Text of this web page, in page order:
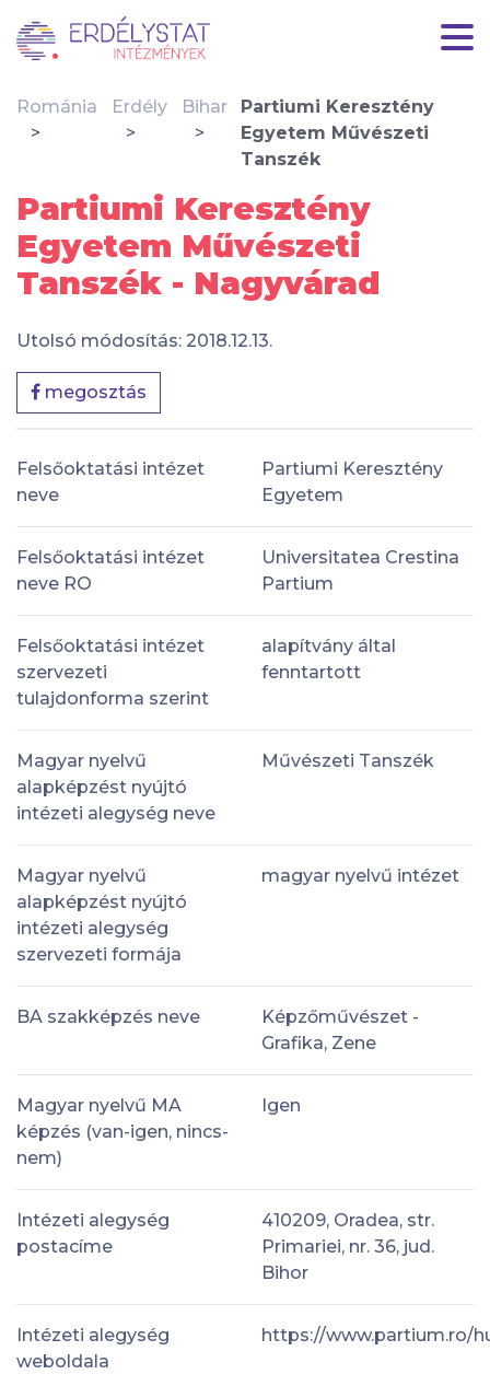
Románia Erdély Bihar
Partiumi Keresztény
Egyetem Művészeti
Tanszék
Partiumi Keresztény
Egyetem Művészeti
Tanszék - Nagyvárad
Utolsó módosítás: 2018.12.13.
megosztás
Felsőoktatási intézet
neve
Partiumi Keresztény
Egyetem
Felsőoktatási intézet
neve RO
Universitatea Crestina
Partium
Felsőoktatási intézet
szervezeti
tulajdonforma szerint
alapítvány által
fenntartott
Magyar nyelvű
alapképzést nyújtó
intézeti alegység neve
Művészeti Tanszék
Magyar nyelvű
alapképzést nyújtó
intézeti alegység
szervezeti formája
magyar nyelvű intézet
BA szakképzés neve
Képzőművészet -
Grafika, Zene
Magyar nyelvű MA
képzés (van-igen, nincs-
nem)
Igen
Intézeti alegység
postacíme
410209, Oradea, str.
Primariei, nr. 36, jud.
Bihor
Intézeti alegység
weboldala
https://www.partium.ro/